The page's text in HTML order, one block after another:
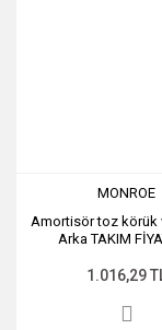
MONROE
Amortisör toz körük
Arka TAKIM
1.016,29